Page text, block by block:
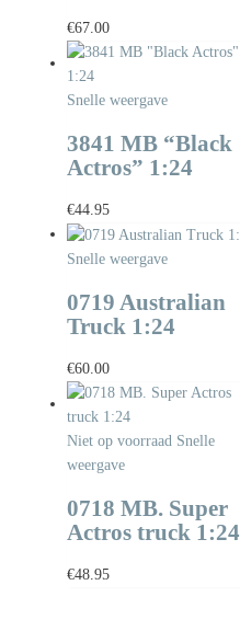
€67.00
Snelle weergave
3841 MB “Black
Actros” 1:24
€44.95
Snelle weergave
0719 Australian
Truck 1:24
€60.00
Niet op voorraad Snelle
weergave
0718 MB. Super
Actros truck 1:24
€48.95